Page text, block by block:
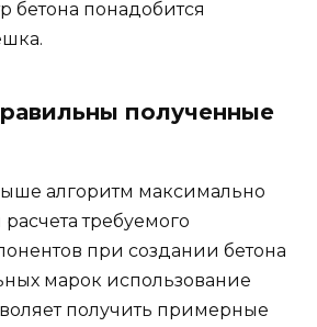
бетона понадобится
полученные
алгоритм максимально
требуемого
при создании бетона
марок использование
получить примерные